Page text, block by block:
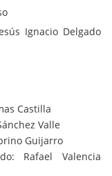
Ignacio Delgado
Castilla
Valle
Guijarro
Rafael Valencia